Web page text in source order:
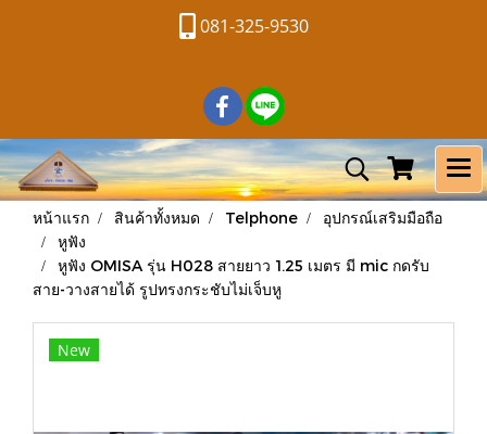
081-325-9530
หน้าแรก สินค้าทั้งหมด Telphone
อุปกรณ์เสริมมือถือ
หูฟัง
หูฟัง OMISA รุ่น H028 สายยาว 1.25 เมตร มี mic กดรับ
สาย-วางสายได้ รูปทรงกระชับไม่เจ็บหู
New